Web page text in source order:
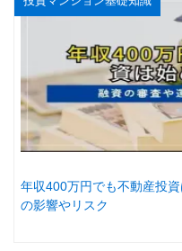
年収400万円でも不動産投
の影響やリスク